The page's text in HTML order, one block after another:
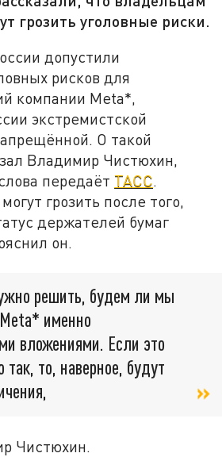
грозить уголовные риски.
допустили
рисков для
компании Meta*,
экстремистской
О такой
Владимир Чистюхин,
передаёт ТАСС.
грозить после того,
держателей бумаг
он.
решить, будем ли мы
именно
вложениями. Если это
так, то, наверное, будут
Чистюхин.